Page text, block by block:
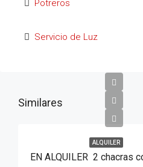
Potreros
Servicio de Luz
Similares
ALQUILER